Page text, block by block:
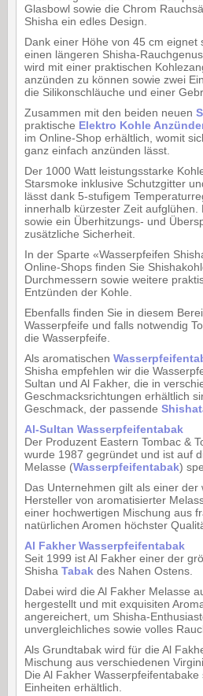
Glasbowl sowie die Chrom
Shisha ein edles Design.
Dank einer Höhe von 45 cm eignet
einen längeren Shisha-
wird mit einer praktischen
anzünden zu können sowie zwei
die Silikonschläuche und einer
Zusammen mit den beiden neuen
praktische Elektro Kohle
im Online-Shop erhältlich, womit
ganz einfach anzünden lässt.
Der 1000 Watt leistungsstarke
Starsmoke inklusive Schutzgitter
lässt dank 5-stufigem
innerhalb kürzester Zeit aufglühen.
sowie ein Überhitzungs- und
zusätzliche Sicherheit.
In der Sparte «Wasserpfeifen
Online-Shops finden Sie
Durchmessern sowie weitere
Entzünden der Kohle.
Ebenfalls finden Sie in diesem
Wasserpfeife und falls notwendig
die Wasserpfeife.
Als aromatischen
Shisha empfehlen wir die
Sultan und Al Fakher, die in
Geschmacksrichtungen erhältlich
Geschmack, der passende
Al-Sultan Wasserpfeifentabak
Der Produzent Eastern Tombac &
wurde 1987 gegründet und ist auf
Melasse (Wasserpfeifentabak)
Das Unternehmen gilt als einer der
Hersteller von aromatisierter
einer hochwertigen Mischung aus
natürlichen Aromen höchster
Al Fakher Wasserpfeifentabak
Seit 1999 ist Al Fakher einer der
Shisha Tabakdes Nahen Ostens.
Dabei wird die Al Fakher Melasse
hergestellt und mit exquisiten
angereichert, um Shisha-
unvergleichliches sowie volles
Als Grundtabak wird für die Al
Mischung aus verschiedenen
Die Al Fakher
Einheiten erhältlich.